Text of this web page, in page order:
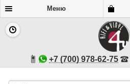
Меню
+7 (700) 978-62-75